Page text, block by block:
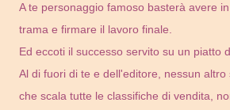
A te personaggio famoso basterà avere
trama e firmare il lavoro finale.
Ed eccoti il successo servito su un piatto
Al di fuori di te e dell'editore, nessun altro
che scala tutte le classifiche di vendita,